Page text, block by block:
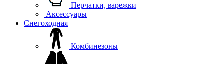
Перчатки, варежки
Аксессуары
Снегоходная
Комбинезоны